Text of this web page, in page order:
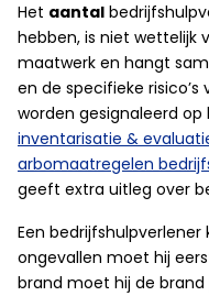
Het aantal
hebben, is niet wettelijk
maatwerk en hangt
en de specifieke
worden gesignaleerd op
inventarisatie &
arbomaatregelen
geeft extra uitleg over
Een
ongevallen moet hij
brand moet hij de